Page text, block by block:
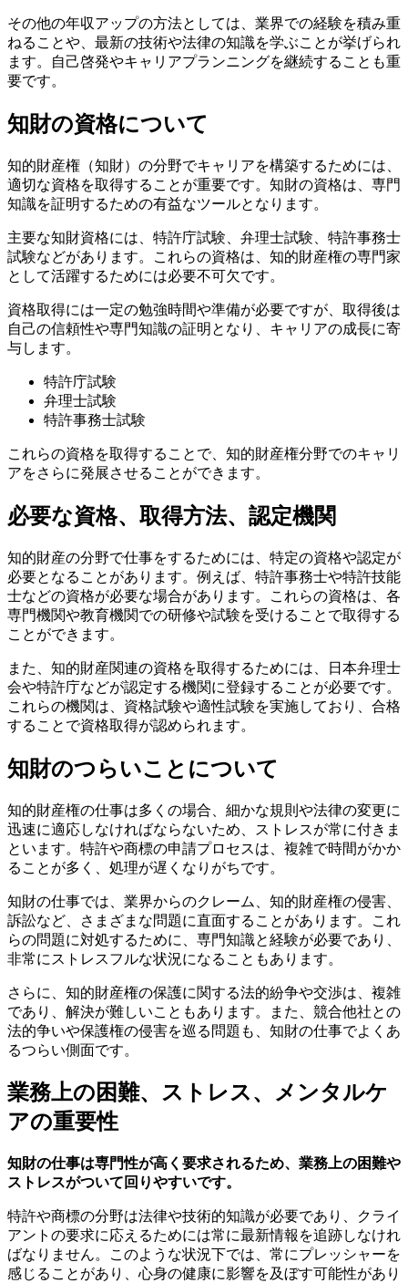
その他の年収アップの方法としては、業界での経験を積み重
ねることや、最新の技術や法律の知識を学ぶことが挙げられ
ます。自己啓発やキャリアプランニングを継続することも重
要です。
知財の資格について
知的財産権（知財）の分野でキャリアを構築するためには、
適切な資格を取得することが重要です。知財の資格は、専門
知識を証明するための有益なツールとなります。
主要な知財資格には、特許庁試験、弁理士試験、特許事務士
試験などがあります。これらの資格は、知的財産権の専門家
として活躍するためには必要不可欠です。
資格取得には一定の勉強時間や準備が必要ですが、取得後は
自己の信頼性や専門知識の証明となり、キャリアの成長に寄
与します。
特許庁試験
弁理士試験
特許事務士試験
これらの資格を取得することで、知的財産権分野でのキャリ
アをさらに発展させることができます。
必要な資格、取得方法、認定機関
知的財産の分野で仕事をするためには、特定の資格や認定が
必要となることがあります。例えば、特許事務士や特許技能
士などの資格が必要な場合があります。これらの資格は、各
専門機関や教育機関での研修や試験を受けることで取得する
ことができます。
また、知的財産関連の資格を取得するためには、日本弁理士
会や特許庁などが認定する機関に登録することが必要です。
これらの機関は、資格試験や適性試験を実施しており、合格
することで資格取得が認められます。
知財のつらいことについて
知的財産権の仕事は多くの場合、細かな規則や法律の変更に
迅速に適応しなければならないため、ストレスが常に付きま
といます。特許や商標の申請プロセスは、複雑で時間がかか
ることが多く、処理が遅くなりがちです。
知財の仕事では、業界からのクレーム、知的財産権の侵害、
訴訟など、さまざまな問題に直面することがあります。これ
らの問題に対処するために、専門知識と経験が必要であり、
非常にストレスフルな状況になることもあります。
さらに、知的財産権の保護に関する法的紛争や交渉は、複雑
であり、解決が難しいこともあります。また、競合他社との
法的争いや保護権の侵害を巡る問題も、知財の仕事でよくあ
るつらい側面です。
業務上の困難、ストレス、メンタルケ
アの重要性
知財の仕事は専門性が高く要求されるため、業務上の困難や
ストレスがついて回りやすいです。
特許や商標の分野は法律や技術的知識が必要であり、クライ
アントの要求に応えるためには常に最新情報を追跡しなけれ
ばなりません。このような状況下では、常にプレッシャーを
感じることがあり、心身の健康に影響を及ぼす可能性があり